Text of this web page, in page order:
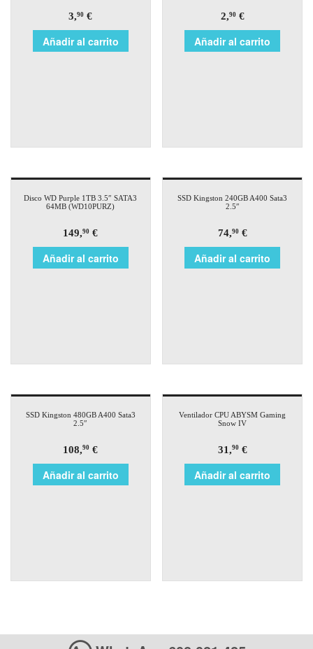
3,90 €
Añadir al carrito
2,90€
Añadir al carrito
Disco WD Purple 1TB 3.5″ SATA3
64MB (WD10PURZ)
149,90 €
Añadir al carrito
SSD Kingston 240GB A400 Sata3
2.5″
74,90€
Añadir al carrito
SSD Kingston 480GB A400 Sata3
2.5″
108,90 €
Añadir al carrito
Ventilador CPU ABYSM Gaming
Snow IV
31,90€
Añadir al carrito